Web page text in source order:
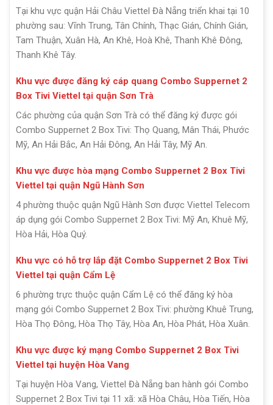
Tại khu vực quận Hải Châu Viettel Đà Nẵng triển khai tại 10
phường sau: Vĩnh Trung, Tân Chính, Thạc Gián, Chính Gián,
Tam Thuận, Xuân Hà, An Khê, Hoà Khê, Thanh Khê Đông,
Thanh Khê Tây.
Khu vực được đăng ký cáp quang Combo Suppernet 2
Box Tivi Viettel tại quận Sơn Trà
Các phường của quận Sơn Trà có thể đăng ký được gói
Combo Suppernet 2 Box Tivi: Thọ Quang, Mân Thái, Phước
Mỹ, An Hải Bắc, An Hải Đông, An Hải Tây, Mỹ An.
Khu vực được hòa mạng Combo Suppernet 2 Box Tivi
Viettel tại quận Ngũ Hành Sơn
4 phường thuộc quận Ngũ Hành Sơn được Viettel Telecom
áp dụng gói Combo Suppernet 2 Box Tivi: Mỹ An, Khuê Mỹ,
Hòa Hải, Hòa Quý.
Khu vực có hỗ trợ lắp đặt Combo Suppernet 2 Box Tivi
Viettel tại quận Cẩm Lệ
6 phường trực thuộc quận Cẩm Lệ có thể đăng ký hòa
mạng gói Combo Suppernet 2 Box Tivi: phường Khuê Trung,
Hòa Thọ Đông, Hòa Thọ Tây, Hòa An, Hòa Phát, Hòa Xuân.
Khu vực được ký mạng Combo Suppernet 2 Box Tivi
Viettel tại huyện Hòa Vang
Tại huyện Hòa Vang, Viettel Đà Nẵng ban hành gói Combo
Suppernet 2 Box Tivi tại 11 xã: xã Hòa Châu, Hòa Tiến, Hòa